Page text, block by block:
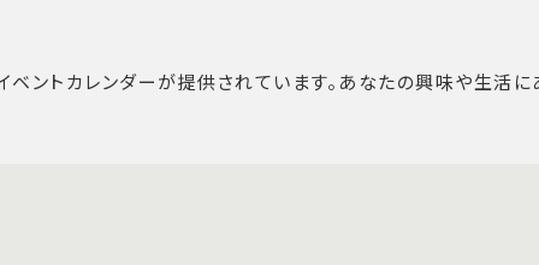
ベントカレンダーが提供されています。あなたの興味や生活に